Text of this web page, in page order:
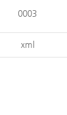
0003
xml